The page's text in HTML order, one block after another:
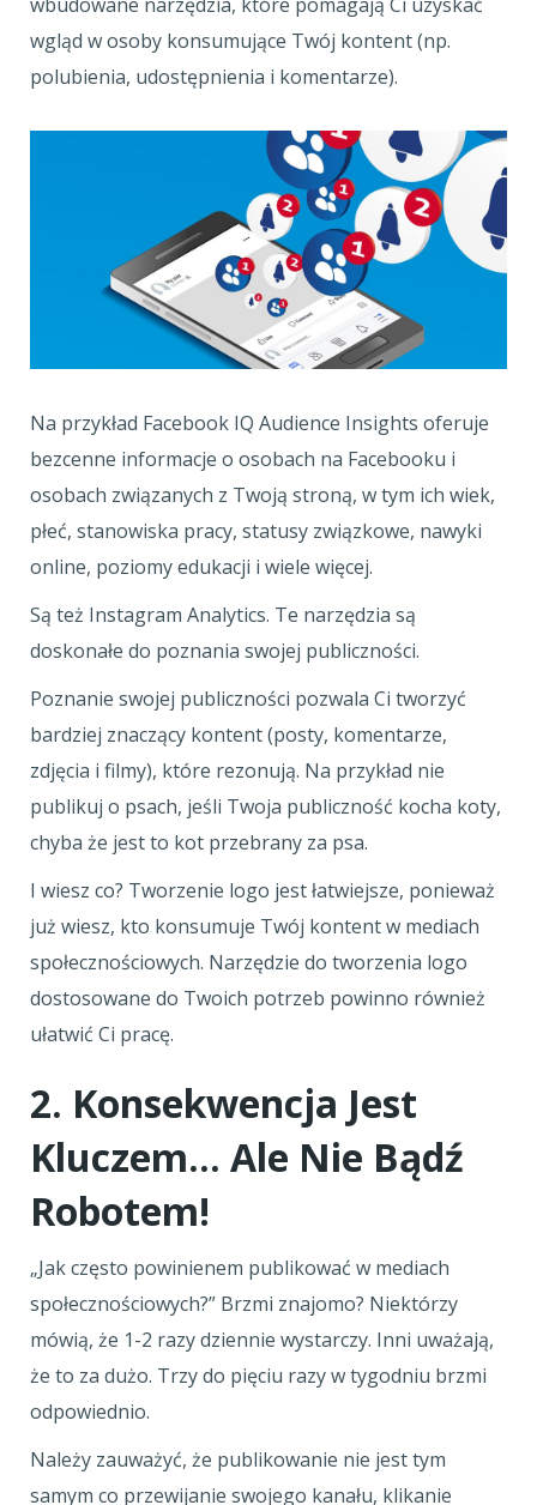
wgląd w osoby konsumujące Twój kontent (np.
polubienia, udostępnienia i komentarze).
Na przykład Facebook IQ Audience Insights oferuje
bezcenne informacje o osobach na Facebooku i
osobach związanych z Twoją stroną, w tym ich wiek,
płeć, stanowiska pracy, statusy związkowe, nawyki
online, poziomy edukacji i wiele więcej.
Są też Instagram Analytics. Te narzędzia są
doskonałe do poznania swojej publiczności.
Poznanie swojej publiczności pozwala Ci tworzyć
bardziej znaczący kontent (posty, komentarze,
zdjęcia i filmy), które rezonują. Na przykład nie
publikuj o psach, jeśli Twoja publiczność kocha koty,
chyba że jest to kot przebrany za psa.
I wiesz co? Tworzenie logo jest łatwiejsze, ponieważ
już wiesz, kto konsumuje Twój kontent w mediach
społecznościowych. Narzędzie do tworzenia logo
dostosowane do Twoich potrzeb powinno również
ułatwić Ci pracę.
2. Konsekwencja Jest
Kluczem… Ale Nie Bądź
Robotem!
„Jak często powinienem publikować w mediach
społecznościowych?” Brzmi znajomo? Niektórzy
mówią, że 1-2 razy dziennie wystarczy. Inni uważają,
że to za dużo. Trzy do pięciu razy w tygodniu brzmi
odpowiednio.
Należy zauważyć, że publikowanie nie jest tym
samym co przewijanie swojego kanału, klikanie